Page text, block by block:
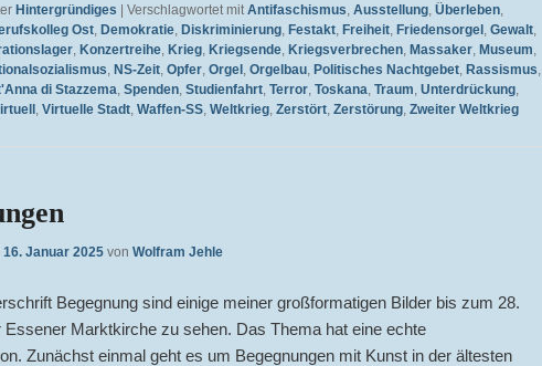
Hintergründiges Verschlagwortet mit Antifaschismus, Ausstellung, Überleben,
Ost, Demokratie, Diskriminierung, Festakt, Freiheit, Friedensorgel , Gewalt,
, Konzertreihe, Krieg, Kriegsende, Kriegsverbrechen, Massaker, Museum,
, NS-Zeit, Opfer, Orgel , Orgelbau, Politisches Nachtgebet, Rassismus,
di Stazzema, Spenden, Studienfahrt, Terror, Toskana, Traum, Unterdrückung,
, Virtuelle Stadt, Waffen-SS, Weltkrieg, Zerstört, Zerstörung, Zweiter Weltkrieg
16. Januar 2025 von Wolfram Jehle
Begegnung sind einige meiner großformatigen Bilder bis zum 28.
Essener Marktkirche zu sehen. Das Thema hat eine echte
Zunächst einmal geht es um Begegnungen mit Kunst in der ältesten